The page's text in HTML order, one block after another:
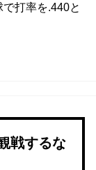
打率を.440と
戦するな